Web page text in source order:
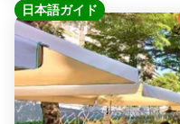
日本語ガイド